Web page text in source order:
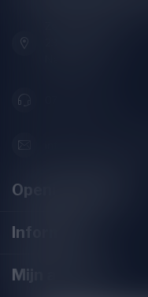
Openingstijden
Informatie
Mijn account